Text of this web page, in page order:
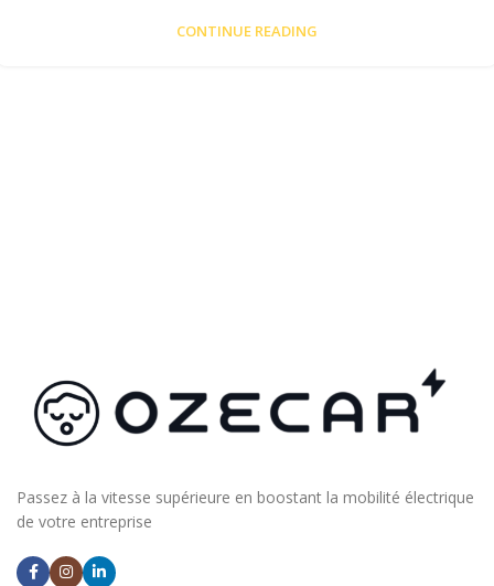
CONTINUE READING
Passez à la vitesse supérieure en boostant la mobilité électrique
de votre entreprise